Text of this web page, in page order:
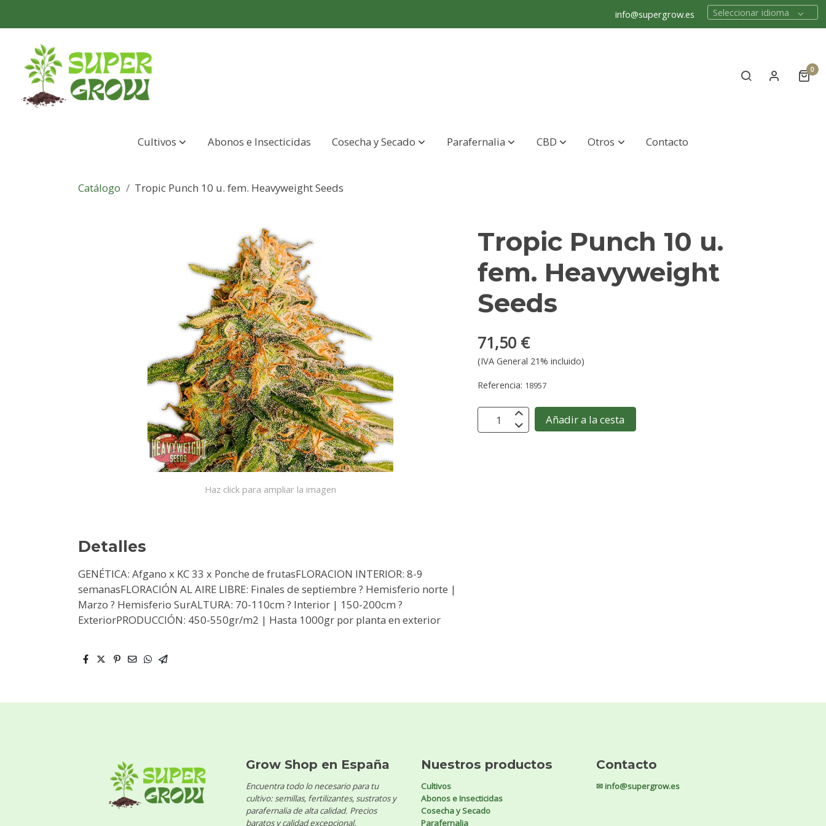
info@supergrow.es Seleccionar idioma
0
Cultivos Abonos e Insecticidas Cosecha y Secado Parafernalia CBD Otros Contacto
Catálogo Tropic Punch 10 u. fem. Heavyweight Seeds
Haz click para ampliar la imagen
Detalles
GENÉTICA: Afgano x KC 33 x Ponche de frutasFLORACION INTERIOR: 8-9
semanasFLORACIÓN AL AIRE LIBRE: Finales de septiembre ? Hemisferio norte |
Marzo ? Hemisferio SurALTURA: 70-110cm ? Interior | 150-200cm ?
ExteriorPRODUCCIÓN: 450-550gr/m2 | Hasta 1000gr por planta en exterior
Tropic Punch 10 u.
fem. Heavyweight
Seeds
71,50 €
(IVA General 21% incluido)
Referencia: 18957
Añadir a la cesta
Grow Shop en España
Encuentra todo lo necesario para tu
cultivo: semillas, fertilizantes, sustratos y
parafernalia de alta calidad. Precios
baratos y calidad excepcional.
Nuestros productos
Cultivos
Abonos e Insecticidas
Cosecha y Secado
Parafernalia
Contacto
✉ info@supergrow.es